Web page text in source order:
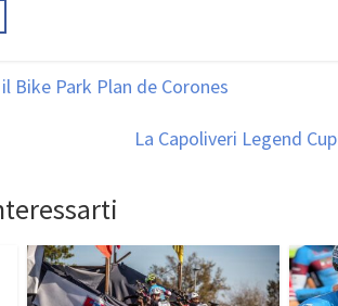
Bike Park Plan de Corones
La Capoliveri Legend